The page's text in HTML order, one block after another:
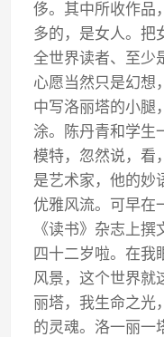
侈。其中所收作品
多的，是女人。把
全世界读者、至少
心愿当然只是幻想
中写洛丽塔的小腿
涂。陈丹青和学生
模特，忽然说，看
是艺术家，他的妙
优雅风流。可早在
《读书》杂志上
四十二岁啦。在我
风景，这个世界就
丽塔，我生命之光
的灵魂。洛一丽一